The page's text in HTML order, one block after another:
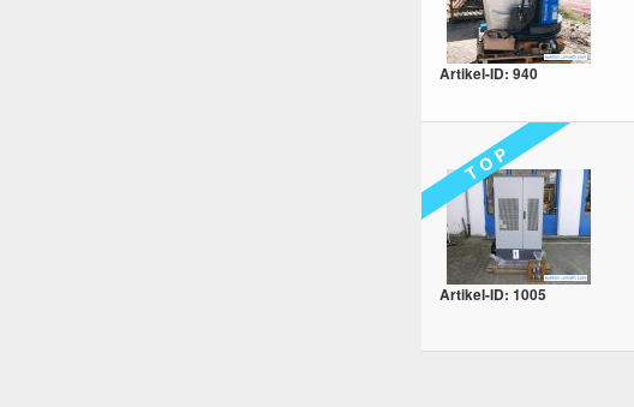
Artikel-ID: 940
T O P
Artikel-ID: 1005